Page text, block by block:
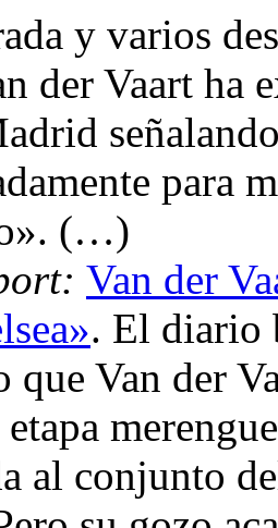
y varios
der Vaart ha
para
(…)
Van der
. El diario
que Van der
al conjunto